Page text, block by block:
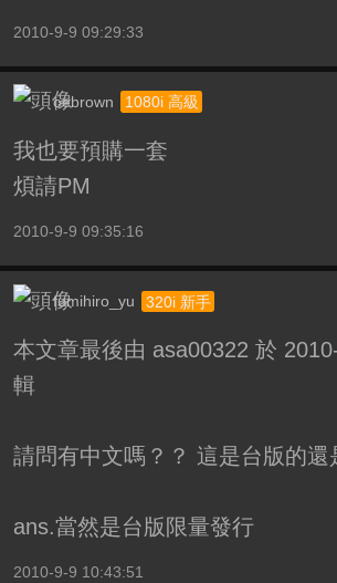
2010-9-9 09:29:33
oebrown 1080i 高級
我也要預購一套
煩請PM
2010-9-9 09:35:16
fumihiro_yu 320i 新手
本文章最後由 asa00322 於
輯
請問有中文嗎？？ 這是台版的還
ans.當然是台版限量發行
2010-9-9 10:43:51